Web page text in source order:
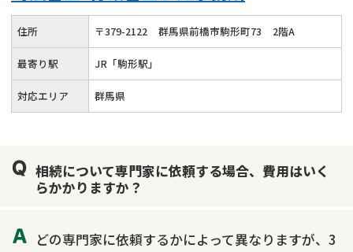
住所 〒379-2122 群馬県前橋市駒形町73 2階A
最寄り駅 JR「駒形駅」
対応エリア 群馬県
相続について専門家に依頼する場合、費用はいく
らかかりますか？
どの専門家に依頼するかによって異なりますが、3